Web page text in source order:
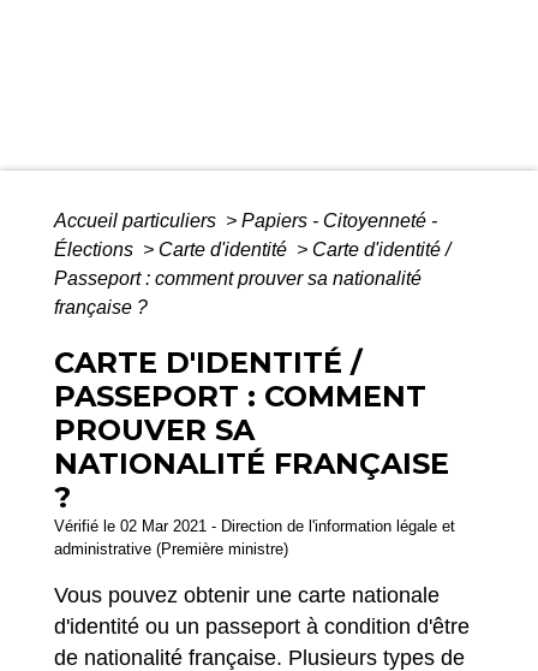
Accueil particuliers > Papiers - Citoyenneté -
Élections > Carte d'identité > Carte d'identité /
Passeport : comment prouver sa nationalité
française ?
CARTE D'IDENTITÉ /
PASSEPORT : COMMENT
PROUVER SA
NATIONALITÉ FRANÇAISE
?
Vérifié le 02 Mar 2021 - Direction de l'information légale et
administrative (Première ministre)
Vous pouvez obtenir une carte nationale
d'identité ou un passeport à condition d'être
de nationalité française. Plusieurs types de